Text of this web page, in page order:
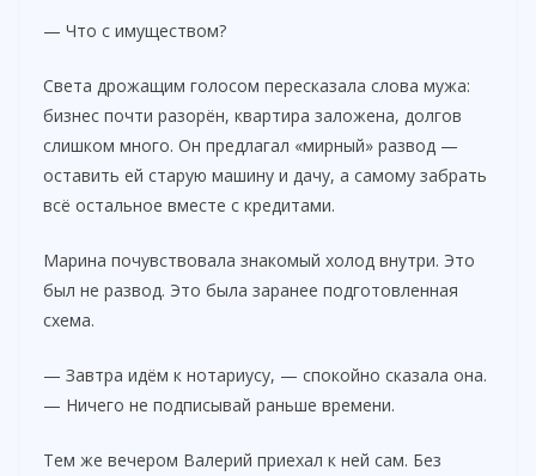
— Что с имуществом?
Света дрожащим голосом пересказала слова мужа:
бизнес почти разорён, квартира заложена, долгов
слишком много. Он предлагал «мирный» развод —
оставить ей старую машину и дачу, а самому забрать
всё остальное вместе с кредитами.
Марина почувствовала знакомый холод внутри. Это
был не развод. Это была заранее подготовленная
схема.
— Завтра идём к нотариусу, — спокойно сказала она.
— Ничего не подписывай раньше времени.
Тем же вечером Валерий приехал к ней сам. Без